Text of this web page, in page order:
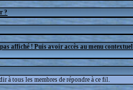
?
affiché ! Puis avoir accès au menu contextuel
à tous les membres de répondre à ce fil.